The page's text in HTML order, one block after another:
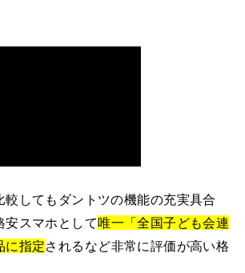
較してもダントツの機能の充実具合
安スマホとして唯一「全国子ども会連
に指定されるなど非常に評価が高い格